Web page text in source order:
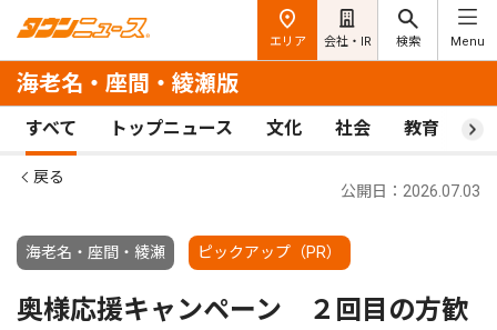
エリア 会社・IR 検索 Menu
海老名・座間・綾瀬版
すべて トップニュース 文化 社会 教育 ス
戻る
海老名・座間・綾瀬 ピックアップ（PR）
公開日：2026.07.03
奥様応援キャンペーン ２回目の方歓